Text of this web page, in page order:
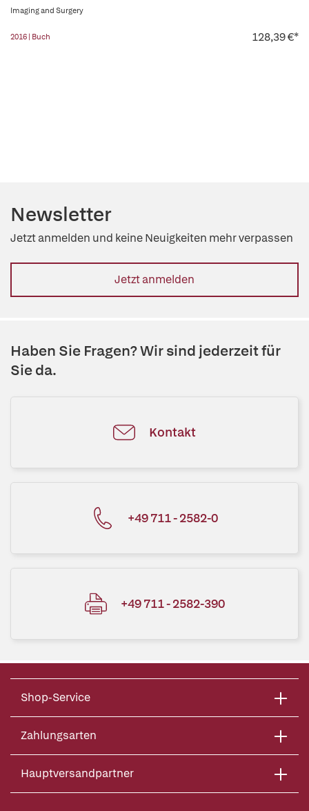
Imaging and Surgery
2016 | Buch 128,39 €*
Newsletter
Jetzt anmelden und keine Neuigkeiten mehr verpassen
Jetzt anmelden
Haben Sie Fragen? Wir sind jederzeit für
Sie da.
Kontakt
+49 711 - 2582-0
+49 711 - 2582-390
Shop-Service
Zahlungsarten
Hauptversandpartner